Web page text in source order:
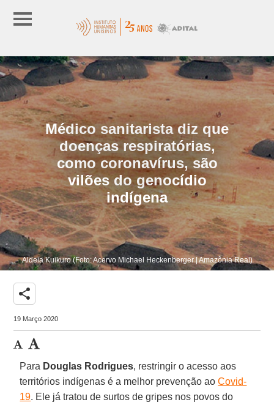
Médico sanitarista diz que
doenças respiratórias,
como coronavírus, são
vilões do genocídio
indígena
Aldeia Kuikuro (Foto: Acervo Michael Heckenberger | Amazônia Real)
share
19 Março 2020
Para Douglas Rodrigues, restringir o acesso aos
territórios indígenas é a melhor prevenção aoCovid-
19. Ele já tratou de surtos de gripes nos povos do